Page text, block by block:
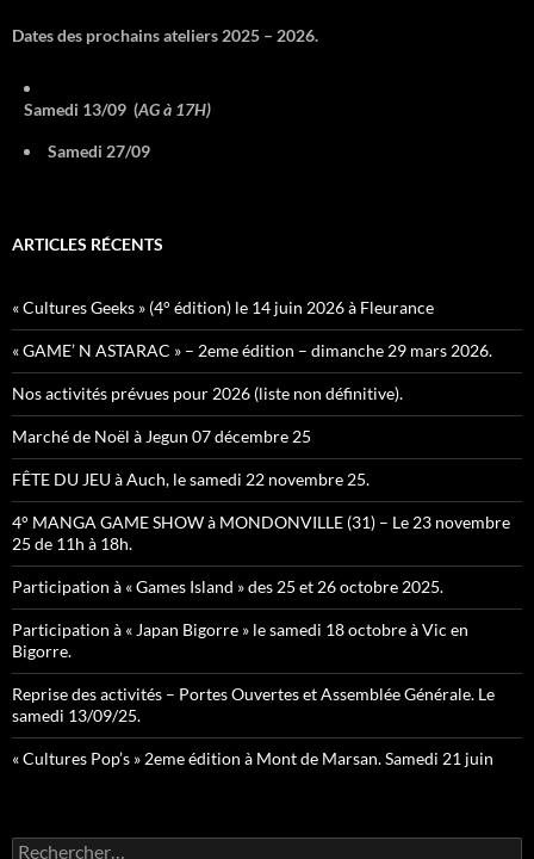
Dates des prochains ateliers 2025 – 2026.
Samedi 13/09 (AG à 17H)
Samedi 27/09
ARTICLES RÉCENTS
« Cultures Geeks » (4° édition) le 14 juin 2026 à Fleurance
« GAME’ N ASTARAC » – 2eme édition – dimanche 29 mars 2026.
Nos activités prévues pour 2026 (liste non définitive).
Marché de Noël à Jegun 07 décembre 25
FÊTE DU JEU à Auch, le samedi 22 novembre 25.
4° MANGA GAME SHOW à MONDONVILLE (31) – Le 23 novembre
25 de 11h à 18h.
Participation à « Games Island » des 25 et 26 octobre 2025.
Participation à « Japan Bigorre » le samedi 18 octobre à Vic en
Bigorre.
Reprise des activités – Portes Ouvertes et Assemblée Générale. Le
samedi 13/09/25.
« Cultures Pop’s » 2eme édition à Mont de Marsan. Samedi 21 juin
Rechercher :